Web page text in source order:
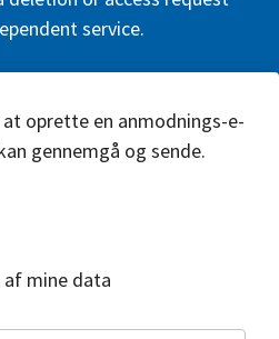
service.
oprette en anmodnings-e-
gennemgå og sende.
af mine data